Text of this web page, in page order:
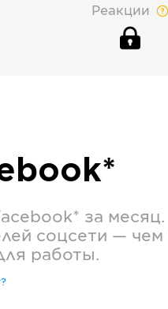
Реакции
за
соцсети —
работы.